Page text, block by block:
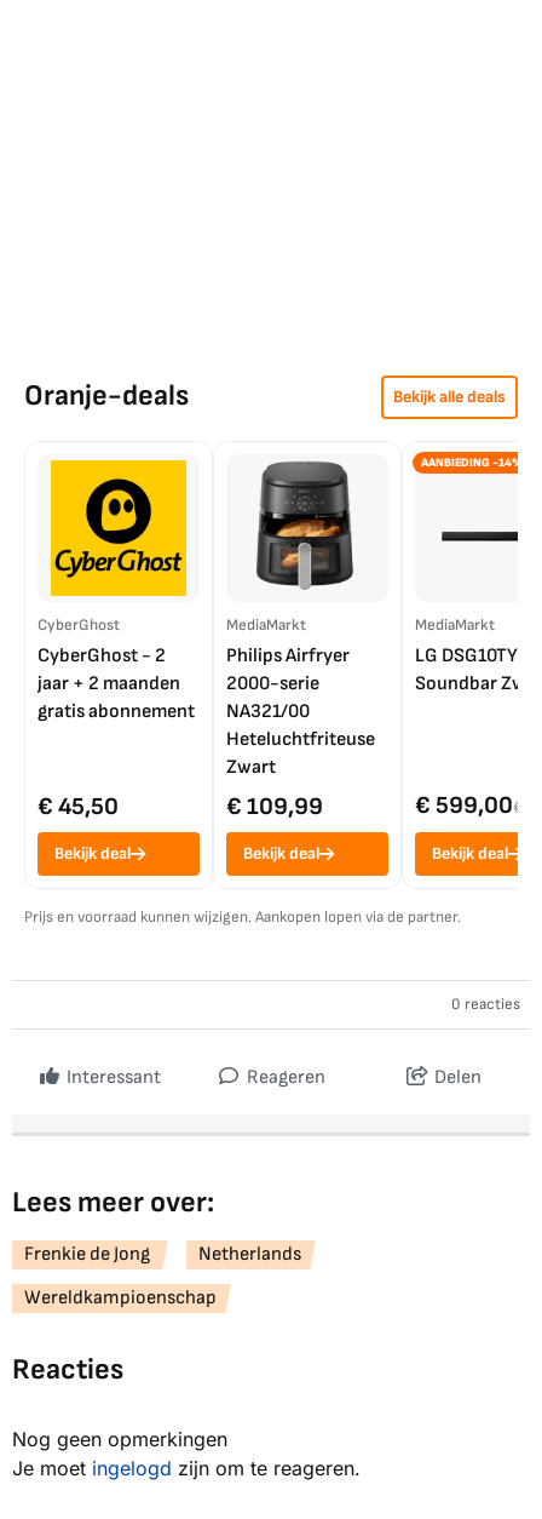
Oranje-deals Bekijk alle deals
CyberGhost
CyberGhost - 2
jaar + 2 maanden
gratis abonnement
€ 45,50
Bekijk deal
MediaMarkt
Philips Airfryer
2000-serie
NA321/00
Heteluchtfriteuse
Zwart
€ 109,99
Bekijk deal
AANBIEDING -14%
MediaMarkt
LG DSG10TY
Soundbar
€ 599,00€
Bekijk deal
Prijs en voorraad kunnen wijzigen. Aankopen lopen via de partner.
0 reacties
Interessant Reageren Delen
Lees meer over:
Frenkie de Jong
Netherlands
Wereldkampioenschap
Reacties
Nog geen opmerkingen
Je moet ingelogd zijn om te reageren.